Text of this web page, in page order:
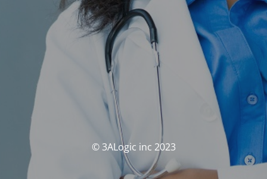
© 3ALogic inc 2023